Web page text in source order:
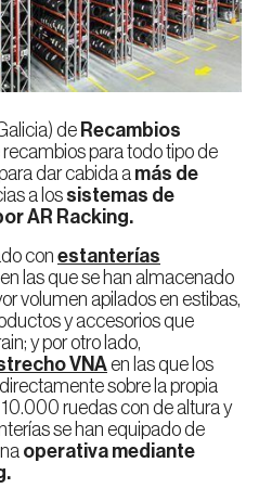
Almacenes
Automáticos
AS/RS
Automáticos
para
Cajas
Sistema
Automático
Miniload
E-
Commerce
Industria
Manufacturera
Calidad
Trabaja
con
nosotros
Inspección
técnica
de Recambios
recambios para todo tipo de
dar cabida a más de
a los sistemas de
AR Racking.
con estanterías
en las que se han almacenado
volumen apilados en estibas,
y accesorios que
y por otro lado,
VNAen las que los
sobre la propia
ruedas con de altura y
se han equipado de
operativa mediante